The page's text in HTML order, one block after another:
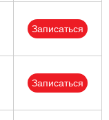
Записаться
Записаться